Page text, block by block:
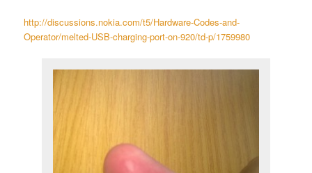
http://discussions.nokia.com/t5/Hardware-Codes-and-
Operator/melted-USB-charging-port-on-920/td-p/1759980